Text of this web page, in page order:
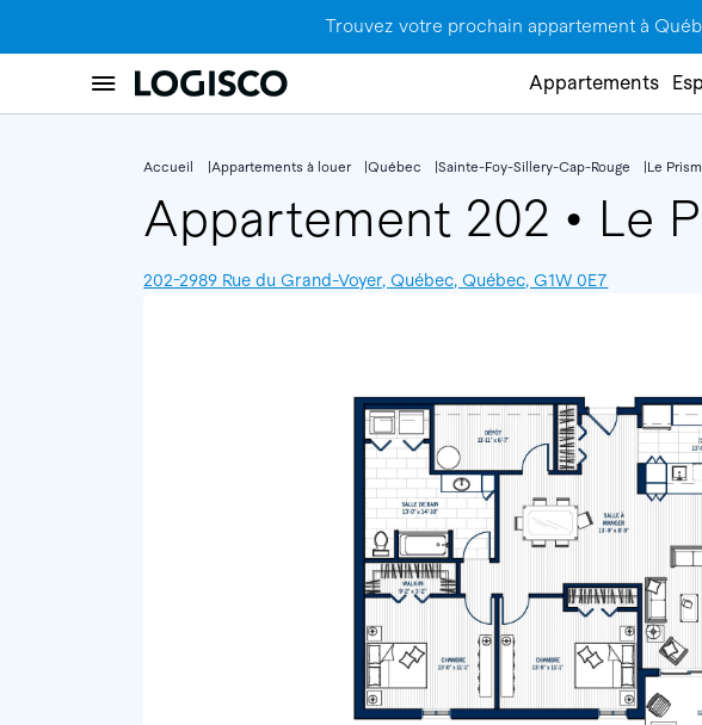
Trouvez votre prochain appartement à
Appartements
Accueil Appartements à louer Québec Sainte-Foy-Sillery-Cap-Rouge Le
Appartement 202 • Le
202-2989 Rue du Grand-Voyer, Québec, Québec, G1W 0E7